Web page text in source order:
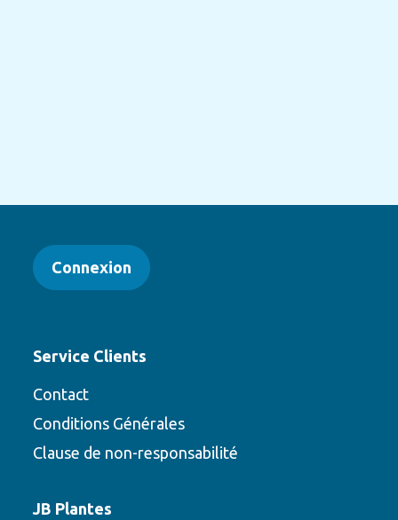
Connexion
Service Clients
Contact
Conditions Générales
Clause de non-responsabilité
JB Plantes